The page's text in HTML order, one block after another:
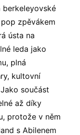
berkeleyovské
zpěvákem
ústa na
leda jako
plná
kultovní
součást
až díky
protože v něm
s Abilenem